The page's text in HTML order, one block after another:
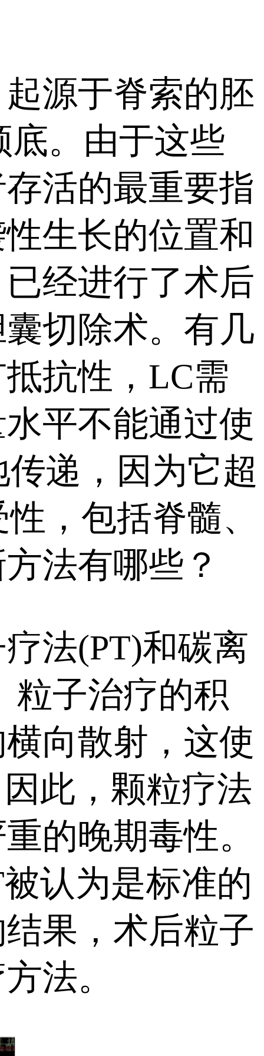
源于脊索的胚
底。由于这些
活的最重要指
生长的位置和
经进行了术后
切除术。有几
抗性，LC需
平不能通过使
递，因为它超
，包括脊髓、
法有哪些？
法(PT)和碳离
粒子治疗的积
向散射，这使
此，颗粒疗法
的晚期毒性。
认为是标准的
果，术后粒子
法。